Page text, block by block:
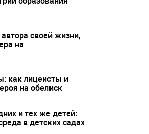
своей жизни,
на
как лицеисты и
на обелиск
и тех же детей:
в детских садах